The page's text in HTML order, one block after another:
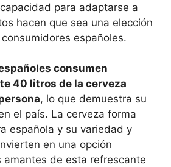
para adaptarse a
hacen que sea una elección
españoles.
consumen
40 litros de la cerveza
, lo que demuestra su
el país. La cerveza forma
española y su variedad y
en una opción
amantes de esta refrescante